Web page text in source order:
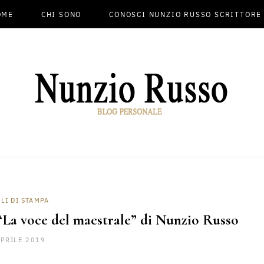
CHI SONO CONOSCI NUNZIO RUSSO SCRITTORE
DI STAMPA
voce del maestrale” di Nunzio Russo
2019